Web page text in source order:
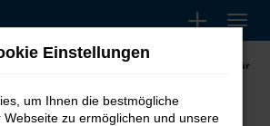
VW T-Roc kaufen, leasen, finanzieren für
Einstellungen
um Ihnen die bestmögliche
Webseite zu ermöglichen und unsere